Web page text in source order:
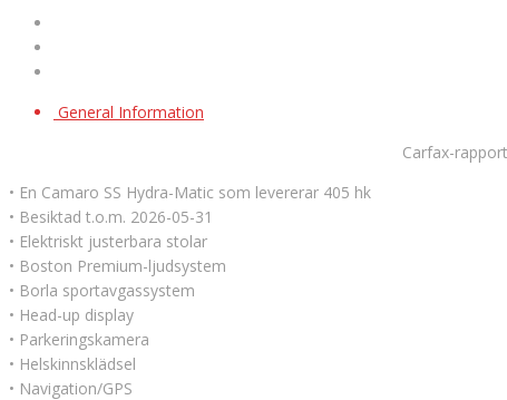
General Information
Carfax-
• En Camaro SS Hydra-Matic som levererar 405 hk
• Besiktad t.o.m. 2026-05-31
• Elektriskt justerbara stolar
• Boston Premium-ljudsystem
• Borla sportavgassystem
• Head-up display
• Parkeringskamera
• Helskinnsklädsel
• Navigation/GPS